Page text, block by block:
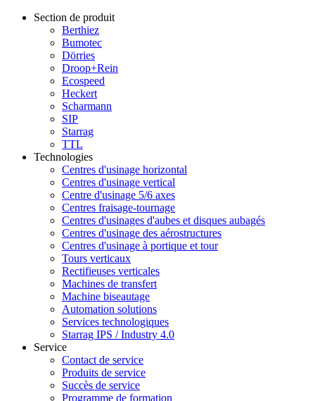
Section de produit
Berthiez
Bumotec
Dörries
Droop+Rein
Ecospeed
Heckert
Scharmann
SIP
Starrag
TTL
Technologies
Centres d'usinage horizontal
Centres d'usinage vertical
Centre d'usinage 5/6 axes
Centres fraisage-tournage
Centres d'usinages d'aubes et disques aubagés
Centres d'usinage des aérostructures
Centres d'usinage à portique et tour
Tours verticaux
Rectifieuses verticales
Machines de transfert
Machine biseautage
Automation solutions
Services technologiques
Starrag IPS / Industry 4.0
Service
Contact de service
Produits de service
Succès de service
Programme de formation